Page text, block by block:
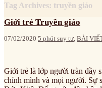
Tag Archives: truyền giáo
Giới trẻ Truyền giáo
07/02/2020 5 phút suy tư, BÀI
Giới trẻ là lớp người tràn đầy
chính mình và mọi người. Sự